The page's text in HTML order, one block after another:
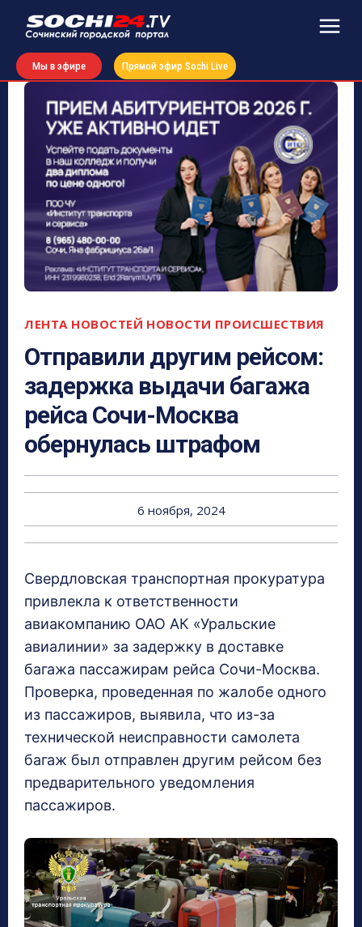
Мы в эфире Прямой эфир Sochi Live
ЛЕНТА НОВОСТЕЙ НОВОСТИ ПРОИСШЕСТВИЯ
Отправили другим рейсом:
задержка выдачи багажа
рейса Сочи-Москва
обернулась штрафом
6 ноября, 2024
Свердловская транспортная прокуратура
привлекла к ответственности
авиакомпанию ОАО АК «Уральские
авиалинии» за задержку в доставке
багажа пассажирам рейса Сочи-Москва.
Проверка, проведенная по жалобе одного
из пассажиров, выявила, что из-за
технической неисправности самолета
багаж был отправлен другим рейсом без
предварительного уведомления
пассажиров.